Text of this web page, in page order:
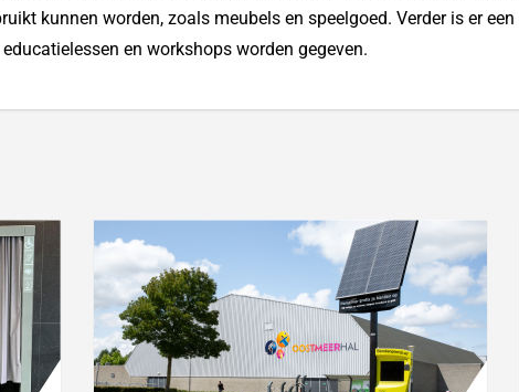
kunnen worden, zoals meubels en speelgoed. Verder is er
en workshops worden gegeven.